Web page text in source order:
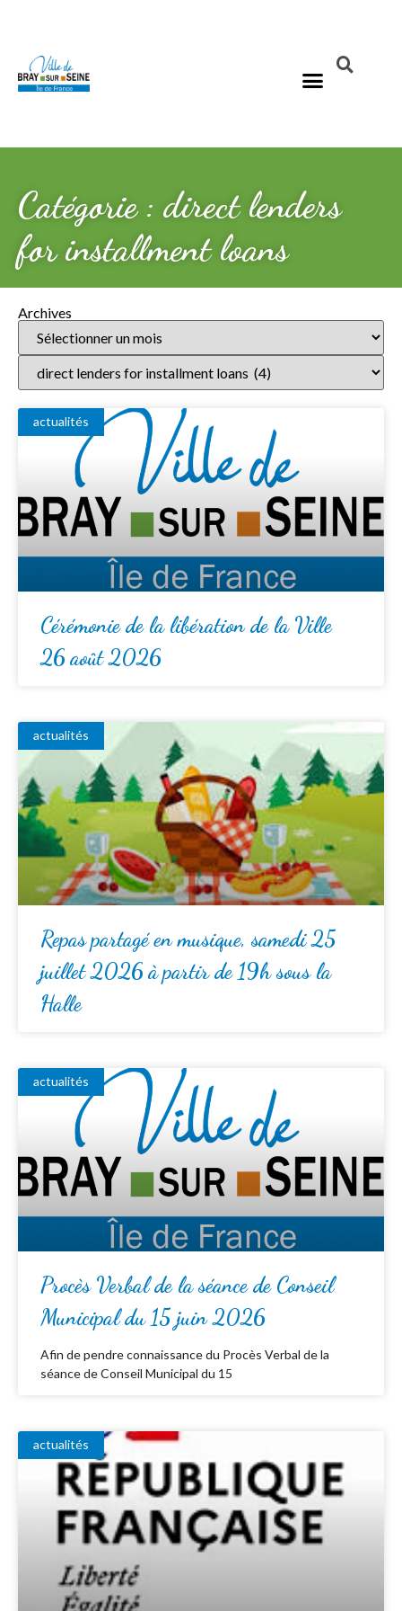
Catégorie : direct lenders
for installment loans
Archives
actualités
Cérémonie de la libération de la Ville
26 août 2026
actualités
Repas partagé en musique, samedi 25
juillet 2026 à partir de 19h sous la
Halle
actualités
Procès Verbal de la séance de Conseil
Municipal du 15 juin 2026
Afin de pendre connaissance du Procès Verbal de la
séance de Conseil Municipal du 15
actualités